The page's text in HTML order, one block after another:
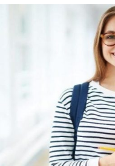
(Posta ile başvuru
1- Merkezi
(İnternet)
İstenen Belgeler
Onaylı Not